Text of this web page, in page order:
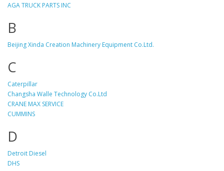
AGA TRUCK PARTS INC
B
Beijing Xinda Creation Machinery Equipment Co.Ltd.
C
Caterpillar
Changsha Walle Technology Co.Ltd
CRANE MAX SERVICE
CUMMINS
D
Detroit Diesel
DHS